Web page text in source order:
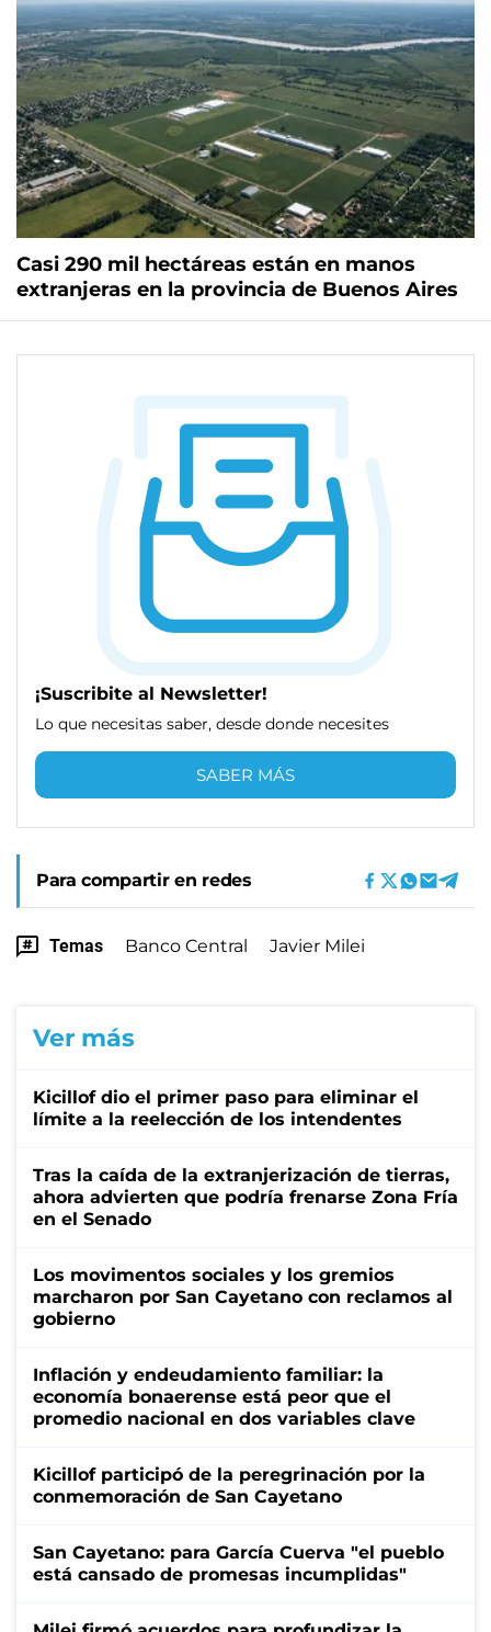
Casi 290 mil hectáreas están en manos
extranjeras en la provincia de Buenos Aires
¡Suscribite al Newsletter!
Lo que necesitas saber, desde donde necesites
SABER MÁS
Para compartir en redes
Temas Banco Central Javier Milei
Ver más
Kicillof dio el primer paso para eliminar el
límite a la reelección de los intendentes
Tras la caída de la extranjerización de tierras,
ahora advierten que podría frenarse Zona Fría
en el Senado
Los movimentos sociales y los gremios
marcharon por San Cayetano con reclamos al
gobierno
Inflación y endeudamiento familiar: la
economía bonaerense está peor que el
promedio nacional en dos variables clave
Kicillof participó de la peregrinación por la
conmemoración de San Cayetano
San Cayetano: para García Cuerva "el pueblo
está cansado de promesas incumplidas"